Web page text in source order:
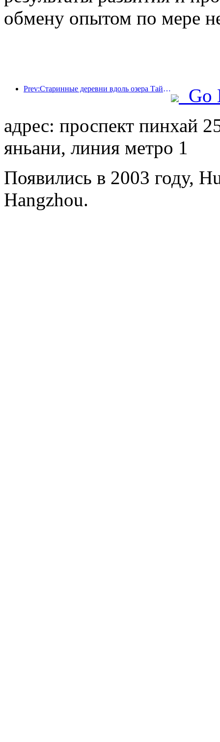
обмену опытом по мере
Prev:Старинные деревни вдоль озера Тайху в Хучжоу провинции Чжэцзян начали реконструкцию и модернизацию, в которые было инвестировано около 1 млрд юаней.
Go
адрес: проспект пинхай
яньани, линия метро 1
Появились в 2003 году,
Hangzhou.